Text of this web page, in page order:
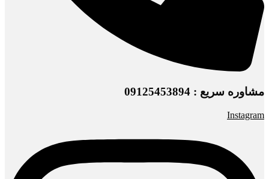
مشاوره سریع : 09125453894
Instagram